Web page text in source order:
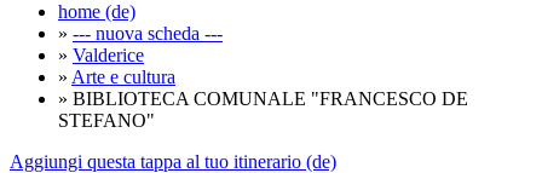
home (de)
» --- nuova scheda ---
» Valderice
» Arte e cultura
» BIBLIOTECA COMUNALE "FRANCESCO DE
STEFANO"
Aggiungi questa tappa al tuo itinerario (de)